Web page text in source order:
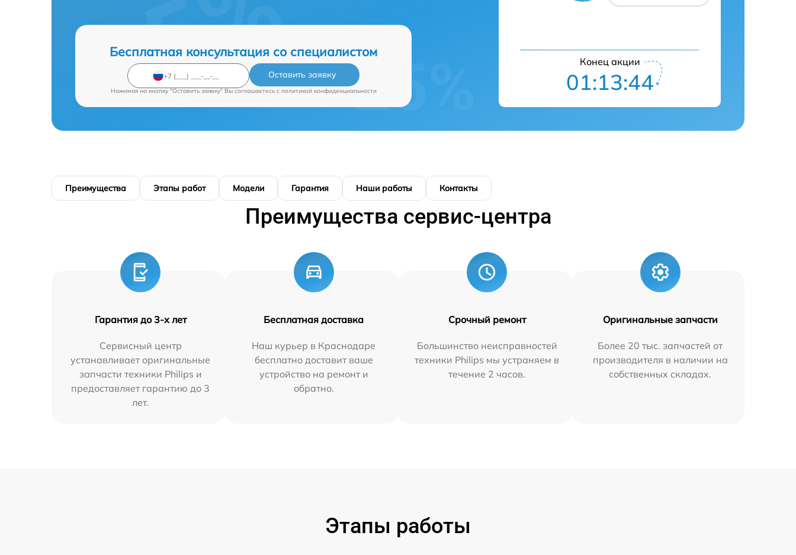
Бесплатная консультация со специалистом
Оставить заявку
Нажимая на кнопку "Оставить заявку" Вы соглашаетесь c политикой конфиденциальности
Конец акции
01:13:43
Преимущества Этапы работ Модели Гарантия Наши работы Контакты
Преимущества сервис-центра
Гарантия до 3-х лет
Сервисный центр
устанавливает оригинальные
запчасти техники Philips и
предоставляет гарантию до 3
лет.
Бесплатная доставка
Наш курьер в Краснодаре
бесплатно доставит ваше
устройство на ремонт и
обратно.
Срочный ремонт
Большинство неисправностей
техники Philips мы устраняем в
течение 2 часов.
Оригинальные запчасти
Более 20 тыс. запчастей от
производителя в наличии на
собственных складах.
Этапы работы